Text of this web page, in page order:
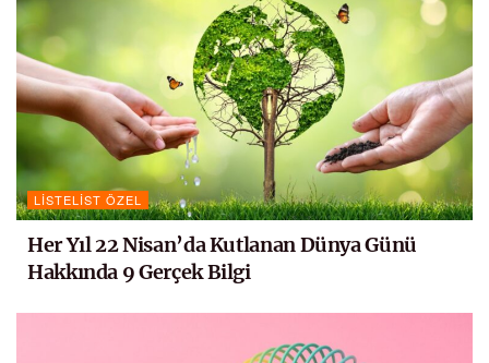
LISTELIST ÖZEL
Her Yıl 22 Nisan’da Kutlanan Dünya Günü
Hakkında 9 Gerçek Bilgi